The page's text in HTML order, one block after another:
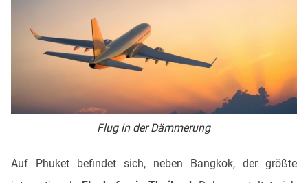
Flug in der Dämmerung
Auf Phuket befindet sich, neben Bangkok, der größte